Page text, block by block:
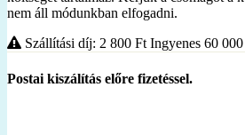
nem áll módunkban elfogadni.
Szállítási díj: 2 800 Ft Ingyenes 60 000
Postai kiszálítás előre fizetéssel.